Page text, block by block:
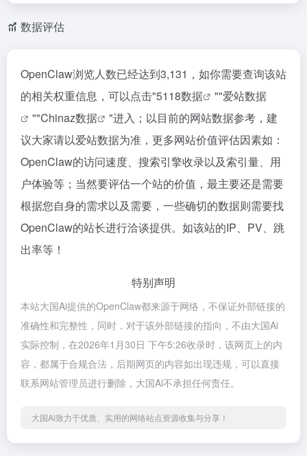
数据评估
OpenClaw浏览人数已经达到3,131，如你需要查询该站
的相关权重信息，可以点击"5118数据 ""爱站数据
""Chinaz数据
"进入；以目前的网站数据参考，建
议大家请以爱站数据为准，更多网站价值评估因素如：
OpenClaw的访问速度、搜索引擎收录以及索引量、用
户体验等；当然要评估一个站的价值，最主要还是需要
根据您自身的需求以及需要，一些确切的数据则需要找
OpenClaw的站长进行洽谈提供。如该站的IP、PV、跳
出率等！
特别声明
本站大国Ai提供的OpenClaw都来源于网络，不保证外部链接的
准确性和完整性，同时，对于该外部链接的指向，不由大国Ai
实际控制，在2026年1月30日 下午5:26收录时，该网页上的内
容，都属于合规合法，后期网页的内容如出现违规，可以直接
联系网站管理员进行删除，大国Ai不承担任何责任。
大国Ai致力于优质、实用的网络站点资源收集与分享！